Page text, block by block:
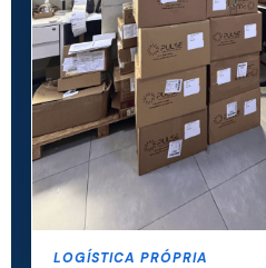
LOGÍSTICA PRÓPRIA